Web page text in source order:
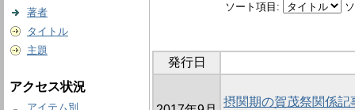
著者
タイトル
主題
アクセス状況
アイテム別
ソート項目:
発行日
摂関期の賀茂祭関係